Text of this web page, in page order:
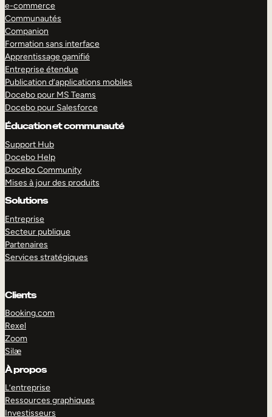
e-commerce
Communautés
Companion
Formation sans interface
Apprentissage gamifié
Entreprise étendue
Publication d’applications mobiles
Docebo pour MS Teams
Docebo pour Salesforce
Éducation et communauté
Support Hub
Docebo Help
Docebo Community
Mises à jour des produits
Solutions
Entreprise
Secteur publique
Partenaires
Services stratégiques
Clients
Booking.com
Rexel
Zoom
Silæ
À propos
L’entreprise
Ressources graphiques
Investisseurs